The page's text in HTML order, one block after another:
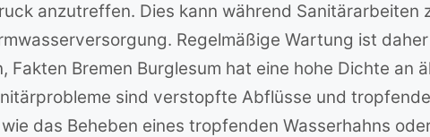
anzutreffen. Dies kann während Sanitärarbeiten
Regelmäßige Wartung ist
Fakten Bremen Burglesum hat eine hohe Dichte an
sind verstopfte Abflüsse und
das Beheben eines tropfenden Wasserhahns